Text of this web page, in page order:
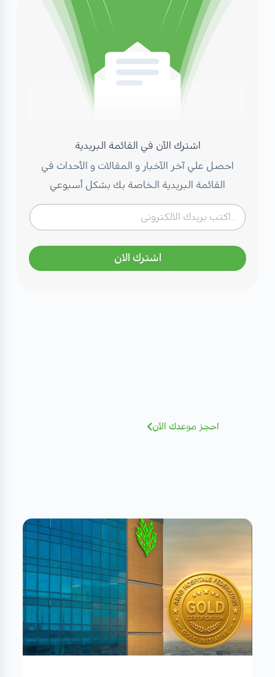
اشترك الآن في القائمة البريدية
احصل علي آخر الآخبار و المقالات و الأحداث في
القائمة البريدية الخاصة بك بشكل أسبوعي
اشترك الان
احجز موعدك الآن